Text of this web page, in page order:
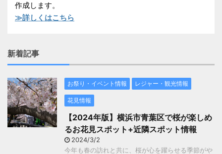
作成します。
≫詳しくはこちら
新着記事
お祭り・イベント情報 レジャー・観光情報
花見情報
【2024年版】横浜市青葉区で桜が楽しめ
るお花見スポット+近隣スポット情報
2024/3/2
今年も春の訪れと共に、桜が心を躍らせる季節がや